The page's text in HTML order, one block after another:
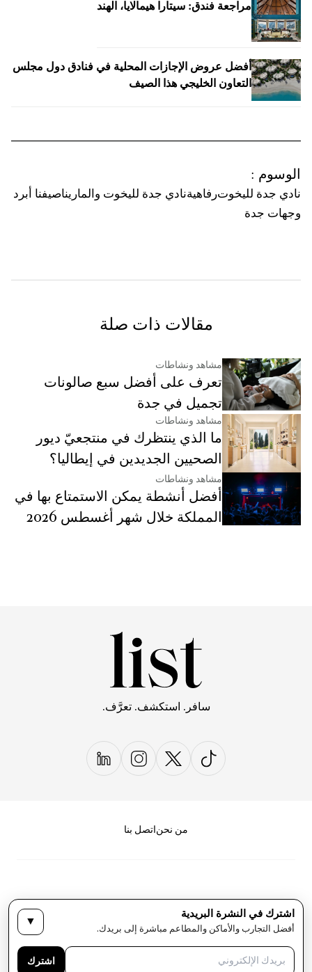
مراجعة فندق: سيتارا هيمالايا، الهند
أفضل عروض الإجازات المحلية في فنادق دول مجلس
التعاون الخليجي هذا الصيف
الوسوم :
نادي جدة لليخوترفاهيةنادي جدة لليخوت والماريناصيفنا أبرد
وجهات جدة
مقالات ذات صلة
مشاهد ونشاطات
تعرف على أفضل سبع صالونات
تجميل في جدة
مشاهد ونشاطات
ما الذي ينتظرك في منتجعيّ ديور
الصحيين الجديدين في إيطاليا؟
مشاهد ونشاطات
أفضل أنشطة يمكن الاستمتاع بها في
المملكة خلال شهر أغسطس 2026
سافر. استكشف. تعرَّف.
من نحن اتصل بنا
سياسة الخصوصية
الأحكام والشروط
حقوق النشر لمجلة LIST كل الحقوق محفوظة
اشترك في النشرة البريدية
أفضل التجارب والأماكن والمطاعم مباشرة إلى بريدك.
▼
اشترك